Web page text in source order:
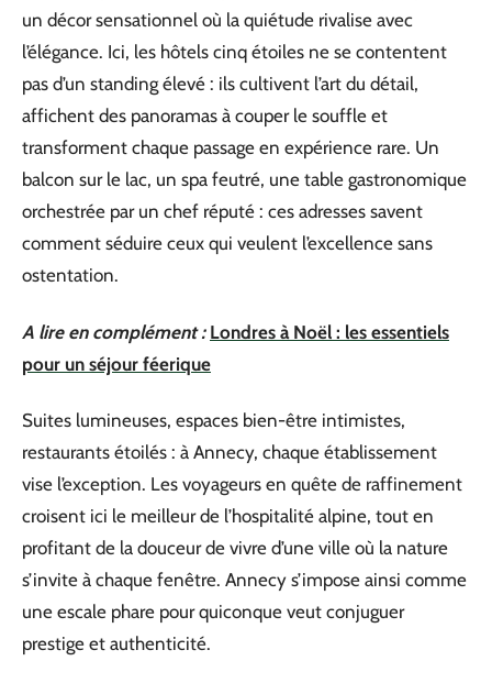
un décor sensationnel où la quiétude rivalise avec
l’élégance. Ici, les hôtels cinq étoiles ne se contentent
pas d’un standing élevé : ils cultivent l’art du détail,
affichent des panoramas à couper le souffle et
transforment chaque passage en expérience rare. Un
balcon sur le lac, un spa feutré, une table gastronomique
orchestrée par un chef réputé : ces adresses savent
comment séduire ceux qui veulent l’excellence sans
ostentation.
A lire en complément : Londres à Noël : les essentiels
pour un séjour féerique
Suites lumineuses, espaces bien-être intimistes,
restaurants étoilés : à Annecy, chaque établissement
vise l’exception. Les voyageurs en quête de raffinement
croisent ici le meilleur de l’hospitalité alpine, tout en
profitant de la douceur de vivre d’une ville où la nature
s’invite à chaque fenêtre. Annecy s’impose ainsi comme
une escale phare pour quiconque veut conjuguer
prestige et authenticité.